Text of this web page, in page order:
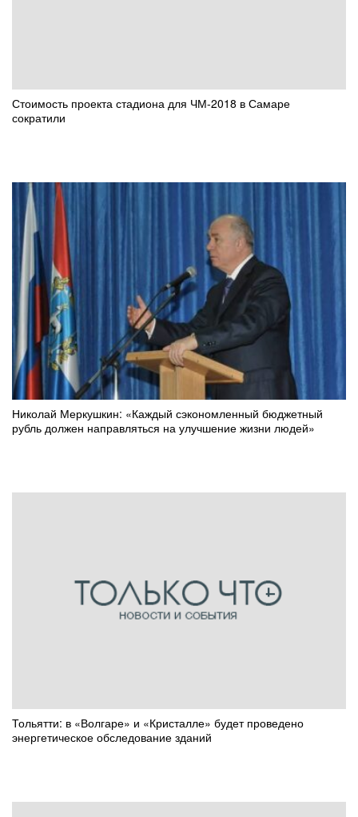
Стоимость проекта стадиона для ЧМ-2018 в Самаре
сократили
Николай Меркушкин: «Каждый сэкономленный бюджетный
рубль должен направляться на улучшение жизни людей»
Тольятти: в «Волгаре» и «Кристалле» будет проведено
энергетическое обследование зданий